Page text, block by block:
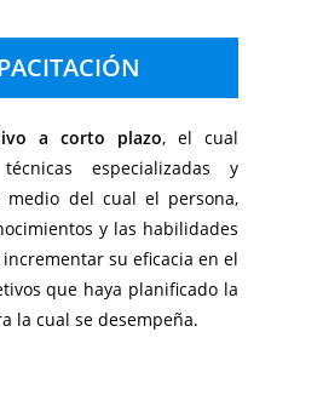
a corto plazo, el cual
especializadas y
medio del cual el persona,
y las habilidades
su eficacia en el
que haya planificado la
la cual se desempeña.